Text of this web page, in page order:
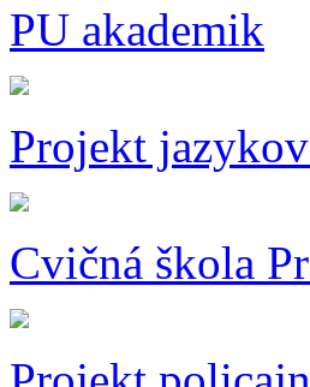
PU akademik
Projekt
Cvičná škola